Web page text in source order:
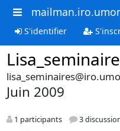
S'identifier
Juin 2009
1 participants 3